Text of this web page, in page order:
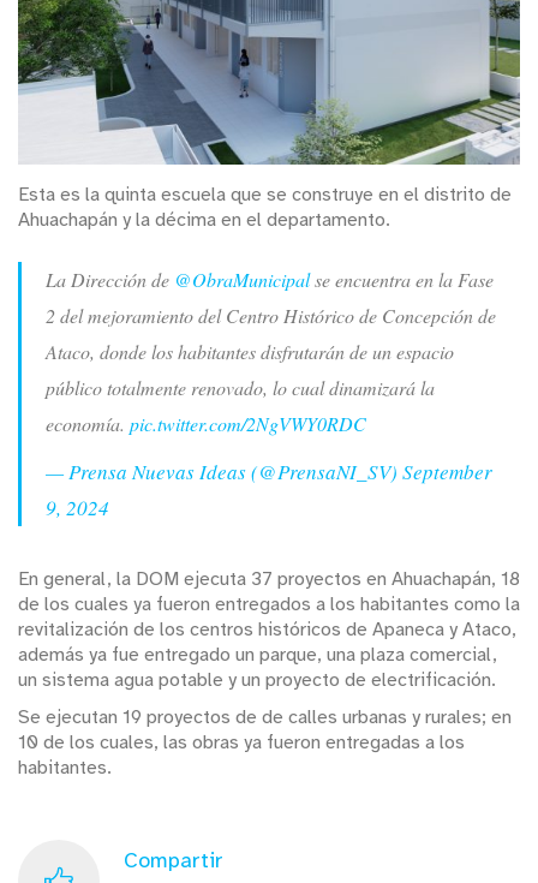
Esta es la quinta escuela que se construye en el distrito de
Ahuachapán y la décima en el departamento.
La Dirección de @ObraMunicipalse encuentra en la Fase
2 del mejoramiento del Centro Histórico de Concepción de
Ataco, donde los habitantes disfrutarán de un espacio
público totalmente renovado, lo cual dinamizará la
economía. pic.twitter.com/2NgVWY0RDC
— Prensa Nuevas Ideas (@PrensaNI_SV) September
9, 2024
En general, la DOM ejecuta 37 proyectos en Ahuachapán, 18
de los cuales ya fueron entregados a los habitantes como la
revitalización de los centros históricos de Apaneca y Ataco,
además ya fue entregado un parque, una plaza comercial,
un sistema agua potable y un proyecto de electrificación.
Se ejecutan 19 proyectos de de calles urbanas y rurales; en
10 de los cuales, las obras ya fueron entregadas a los
habitantes.
Compartir